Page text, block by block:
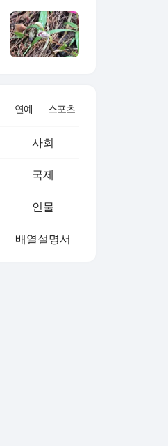
연예 스포츠
사회
국제
인물
배열설명서